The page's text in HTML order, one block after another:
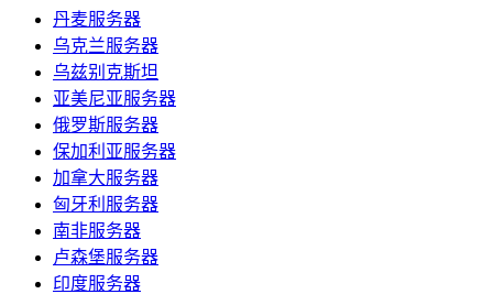
丹麦服务器
乌克兰服务器
乌兹别克斯坦
亚美尼亚服务器
俄罗斯服务器
保加利亚服务器
加拿大服务器
匈牙利服务器
南非服务器
卢森堡服务器
印度服务器